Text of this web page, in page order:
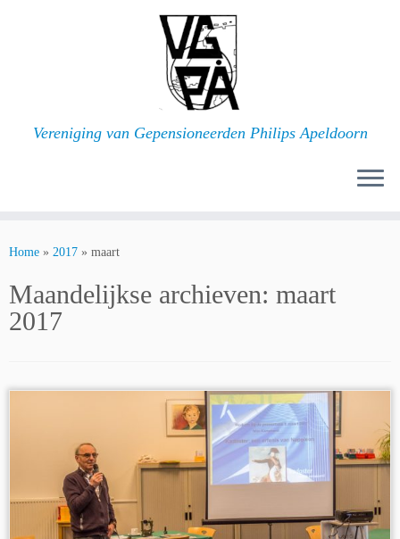
Vereniging van Gepensioneerden Philips Apeldoorn
Home » 2017 » maart
Maandelijkse archieven: maart
2017